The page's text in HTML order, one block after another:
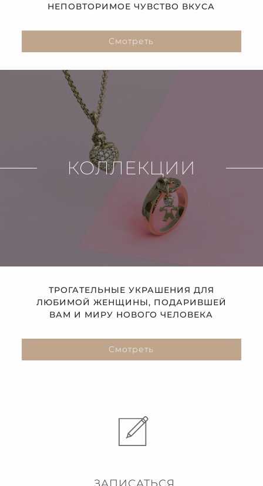
НЕПОВТОРИМОЕ ЧУВСТВО ВКУСА
Смотреть
КОЛЛЕКЦИИ
ТРОГАТЕЛЬНЫЕ УКРАШЕНИЯ ДЛЯ
ЛЮБИМОЙ ЖЕНЩИНЫ, ПОДАРИВШЕЙ
ВАМ И МИРУ НОВОГО ЧЕЛОВЕКА
Смотреть